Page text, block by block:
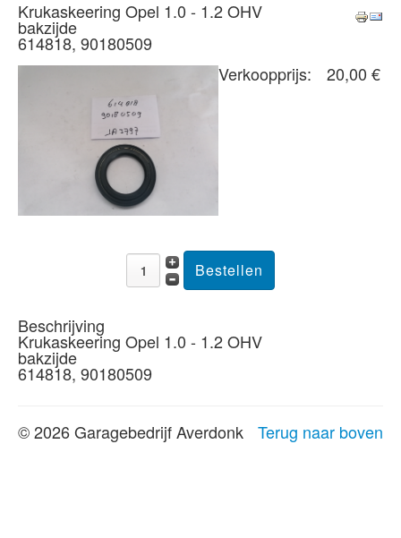
Occasions
Kenteken gegevens opvragen
Krukaskeering Opel 1.0 - 1.2 OHV
bakzijde
614818, 90180509
Verkoopprijs:
20,00 €
Beschrijving
Krukaskeering Opel 1.0 - 1.2 OHV
bakzijde
614818, 90180509
Terug naar boven
© 2026 Garagebedrijf Averdonk